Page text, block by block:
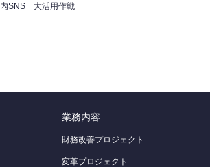
SNS 大活用作戦
業務内容
財務改善プロジェクト
変革プロジェクト